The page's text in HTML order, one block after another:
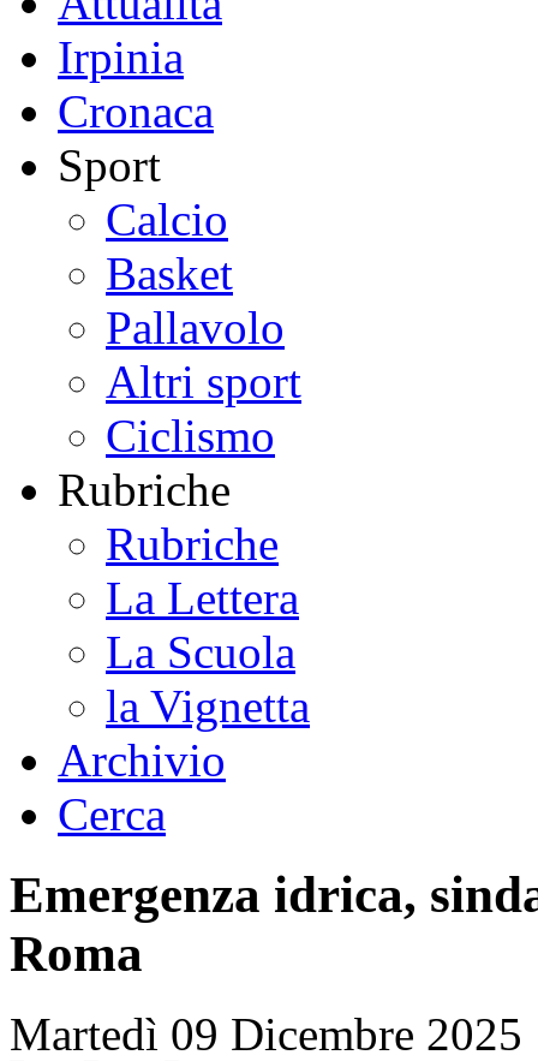
Irpinia
Cronaca
Sport
Calcio
Basket
Pallavolo
Altri sport
Ciclismo
Rubriche
Rubriche
La Lettera
La Scuola
la Vignetta
Archivio
Cerca
Emergenza idrica,
Roma
Martedì 09 Dicembre